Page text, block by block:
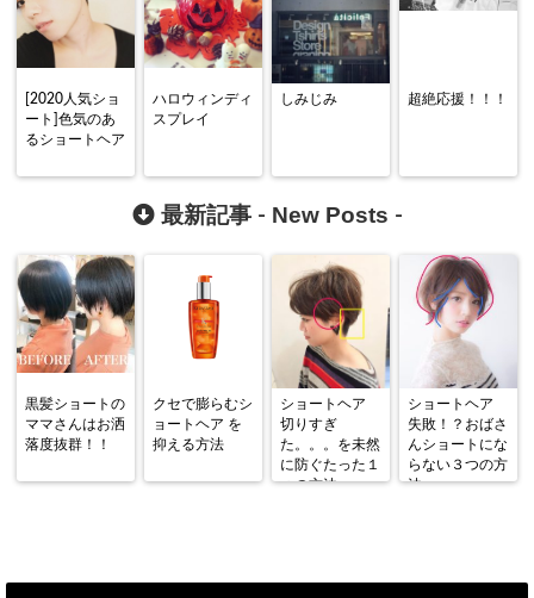
[2020人気ショ
ート]色気のあ
るショートヘア
ハロウィンディ
スプレイ
しみじみ 超絶応援！！！
最新記事 - New Posts -
黒髪ショートの
ママさんはお洒
落度抜群！！
クセで膨らむシ
ョートヘア を
抑える方法
ショートヘア
切りすぎ
た。。。を未然
に防ぐたった１
つの方法
ショートヘア
失敗！？おばさ
んショートにな
らない３つの方
法